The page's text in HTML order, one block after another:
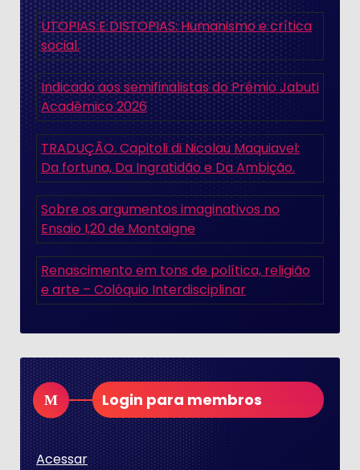
UTOPIAS E DISTOPIAS: Humanismo e crítica
social.
Indicado aos semifinalistas do Prêmio Jabuti
Acadêmico 2026
TRADUÇÃO. Capitoli di Nicolau Maquiavel:
Da fortuna, Da Ingratidão e Da Ambição.
Sobre os argumentos imaginativos no
Ensaio I,20 de Montaigne
Renascimento em tons de política, religião
e arte – Colóquio Interdisciplinar
Login para membros
Acessar